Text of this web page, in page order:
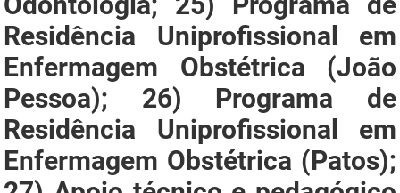
Residência Uniprofissional em
Enfermagem Obstétrica (João
Pessoa); 26) Programa de
Residência Uniprofissional em
Enfermagem Obstétrica (Patos);